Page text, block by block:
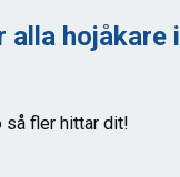
hojåkare i
så fler hittar dit!